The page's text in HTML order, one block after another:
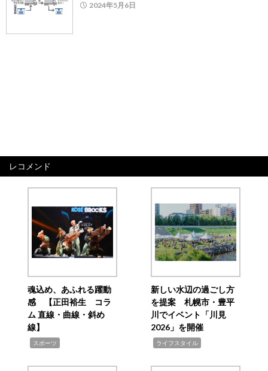
2024年5月6日
レコメンド
魂込め、あふれる躍動
感 【正田裕生 コラ
ム 直線・曲線・斜め
線】
スポーツ
新しい水辺の過ごし方
を提案 札幌市・豊平
川でイベント「川見
2026」を開催
ライフスタイル